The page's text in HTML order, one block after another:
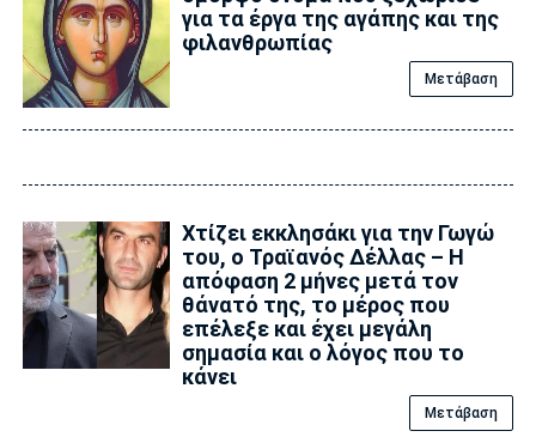
για τα έργα της αγάπης και της
φιλανθρωπίας
Μετάβαση
Xτίζει εκκλησάκι για την Γωγώ
του, ο Τραϊανός Δέλλας – Η
απόφαση 2 μήνες μετά τον
θάνατό της, το μέρος που
επέλεξε και έχει μεγάλη
σημασία και ο λόγος που το
κάνει
Μετάβαση